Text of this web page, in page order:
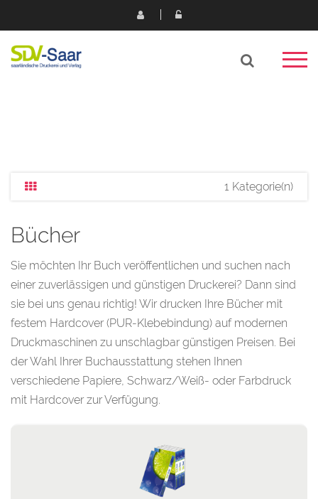
1 Kategorie(n)
Bücher
Sie möchten Ihr Buch veröffentlichen und suchen nach
einer zuverlässigen und günstigen Druckerei? Dann sind
sie bei uns genau richtig! Wir drucken Ihre Bücher mit
festem Hardcover (PUR-Klebebindung) auf modernen
Druckmaschinen zu unschlagbar günstigen Preisen. Bei
der Wahl Ihrer Buchausstattung stehen Ihnen
verschiedene Papiere, Schwarz/Weiß- oder Farbdruck
mit Hardcover zur Verfügung.